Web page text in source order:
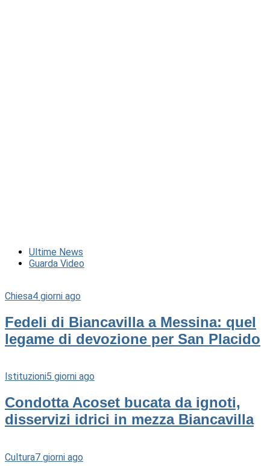
Ultime News
Guarda Video
Chiesa4 giorni ago
Fedeli di Biancavilla a Messina: quel
legame di devozione per San Placido
Istituzioni5 giorni ago
Condotta Acoset bucata da ignoti,
disservizi idrici in mezza Biancavilla
Cultura7 giorni ago